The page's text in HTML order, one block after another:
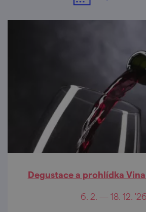
Degustace a prohlídka
6. 2. — 18. 12. '26